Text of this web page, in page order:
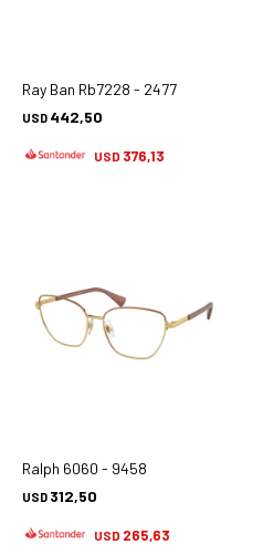
Ray Ban Rb7228 - 2477
USD 442,50
USD 376,13
Ralph 6060 - 9458
USD 312,50
USD 265,63